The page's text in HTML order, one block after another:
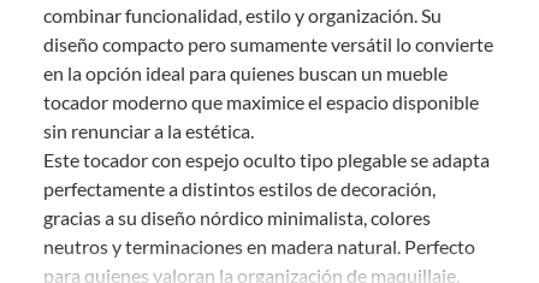
De uso personal.
En sodimac.cl te damos 30 días desde que recibes el producto . Debe
estar en perfecto estado, con todas sus etiquetas y sin uso, tal como te lo
entregamos.
Productos digitales que se entregan a través de una descarga
electrónica, por ejemplo, cupones de experiencia o programas
para el computador.
Productos a pedido o confeccionados a medida.
Productos que han sido informados como imperfectos, usados,
combinar funcionalidad, estilo y organización. Su
diseño compacto pero sumamente versátil lo convierte
en la opción ideal para quienes buscan un mueble
tocador moderno que maximice el espacio disponible
sin renunciar a la estética.
Este tocador con espejo oculto tipo plegable se adapta
perfectamente a distintos estilos de decoración,
gracias a su diseño nórdico minimalista, colores
neutros y terminaciones en madera natural. Perfecto
para quienes valoran la organización de maquillaje,